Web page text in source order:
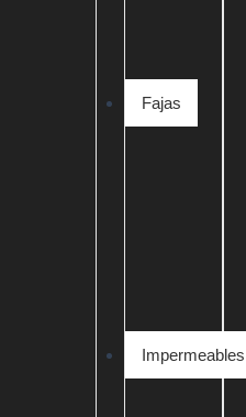
Fajas
Impermeables